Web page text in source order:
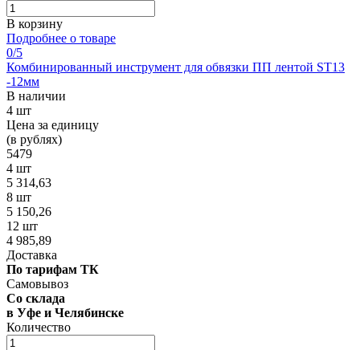
В корзину
Подробнее о товаре
0/5
Комбинированный инструмент для обвязки ПП лентой ST13
-12мм
В наличии
4 шт
Цена за единицу
(в рублях)
5479
4 шт
5 314,63
8 шт
5 150,26
12 шт
4 985,89
Доставка
По тарифам ТК
Самовывоз
Со склада
в Уфе и Челябинске
Количество